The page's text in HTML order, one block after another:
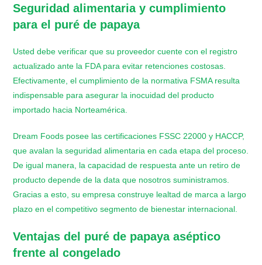
Seguridad alimentaria y cumplimiento
para el puré de papaya
Usted debe verificar que su proveedor cuente con el registro
actualizado ante la FDA para evitar retenciones costosas.
Efectivamente, el cumplimiento de la normativa FSMA resulta
indispensable para asegurar la inocuidad del producto
importado hacia Norteamérica.
Dream Foods posee las certificaciones FSSC 22000 y HACCP,
que avalan la seguridad alimentaria en cada etapa del proceso.
De igual manera, la capacidad de respuesta ante un retiro de
producto depende de la data que nosotros suministramos.
Gracias a esto, su empresa construye lealtad de marca a largo
plazo en el competitivo segmento de bienestar internacional.
​Ventajas del puré de papaya aséptico
frente al congelado